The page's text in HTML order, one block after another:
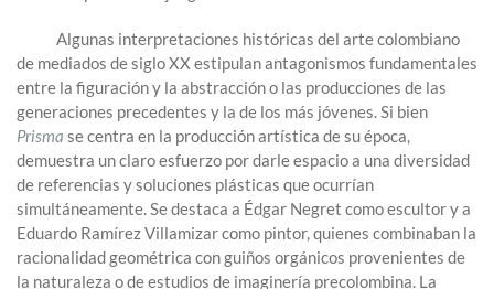
Algunas interpretaciones históricas del arte colombiano
de mediados de siglo XX estipulan antagonismos fundamentales
entre la figuración y la abstracción o las producciones de las
generaciones precedentes y la de los más jóvenes. Si bien
Prisma se centra en la producción artística de su época,
demuestra un claro esfuerzo por darle espacio a una diversidad
de referencias y soluciones plásticas que ocurrían
simultáneamente. Se destaca a Édgar Negret como escultor y a
Eduardo Ramírez Villamizar como pintor, quienes combinaban la
racionalidad geométrica con guiños orgánicos provenientes de
la naturaleza o de estudios de imaginería precolombina. La